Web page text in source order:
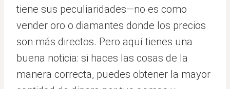
tiene sus peculiaridades—no es como
vender oro o diamantes donde los precios
son más directos. Pero aquí tienes una
buena noticia: si haces las cosas de la
manera correcta, puedes obtener la mayor